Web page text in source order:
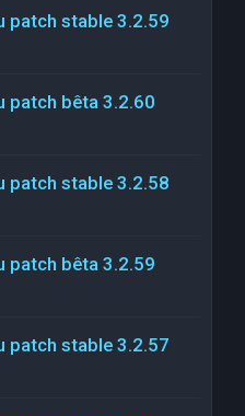
patch stable 3.2.59
patch bêta 3.2.60
patch stable 3.2.58
patch bêta 3.2.59
patch stable 3.2.57